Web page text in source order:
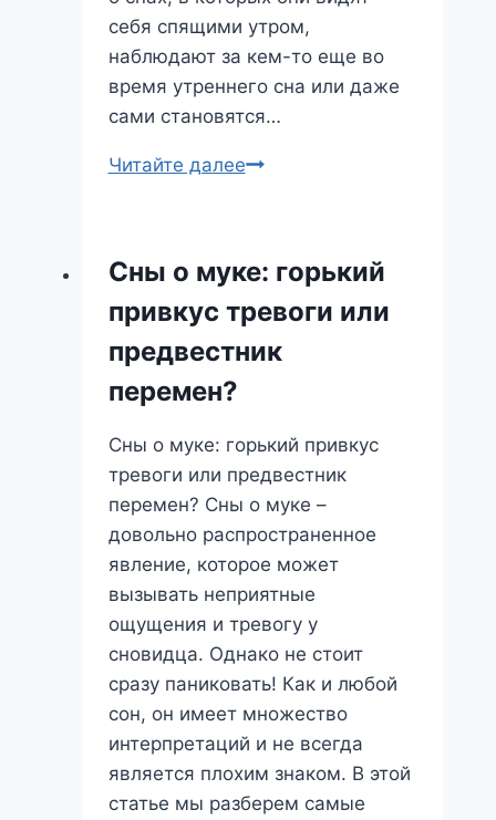
себя спящими утром,
наблюдают за кем-то еще во
время утреннего сна или даже
сами становятся…
Читайте далееУтренний
что
скрывает
этот
Сны о муке: горький
привкус тревоги или
предвестник
перемен?
Сны о муке: горький привкус
тревоги или предвестник
перемен? Сны о муке –
довольно распространенное
явление, которое может
вызывать неприятные
ощущения и тревогу у
сновидца. Однако не стоит
сразу паниковать! Как и любой
сон, он имеет множество
интерпретаций и не всегда
является плохим знаком. В этой
статье мы разберем самые